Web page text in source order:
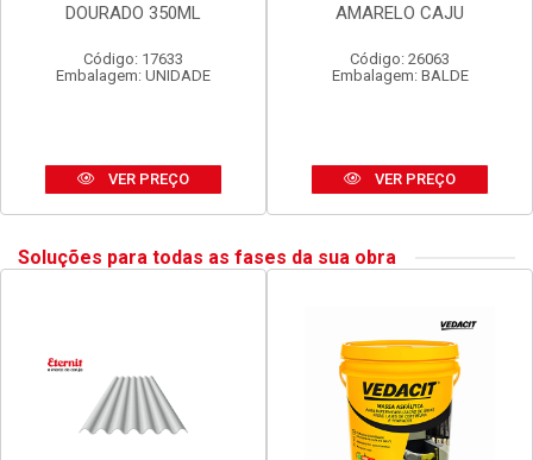
DOURADO 350ML
Código: 17633
Embalagem: UNIDADE
VER PREÇO
AMARELO CAJU
Código: 26063
Embalagem: BALDE
VER PREÇO
Soluções para todas as fases da sua obra